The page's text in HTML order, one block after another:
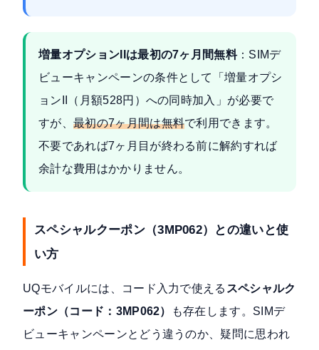
増量オプションIIは最初の7ヶ月間無料：SIMデ
ビューキャンペーンの条件として「増量オプシ
ョンII（月額528円）への同時加入」が必要で
すが、 最初の7ヶ月間は無料で利用できます。
不要であれば7ヶ月目が終わる前に解約すれば
余計な費用はかかりません。
スペシャルクーポン（3MP062）との違いと使
い方
UQモバイルには、コード入力で使える スペシャルク
ーポン（コード：3MP062）
も存在します。SIMデ
ビューキャンペーンとどう違うのか、疑問に思われ